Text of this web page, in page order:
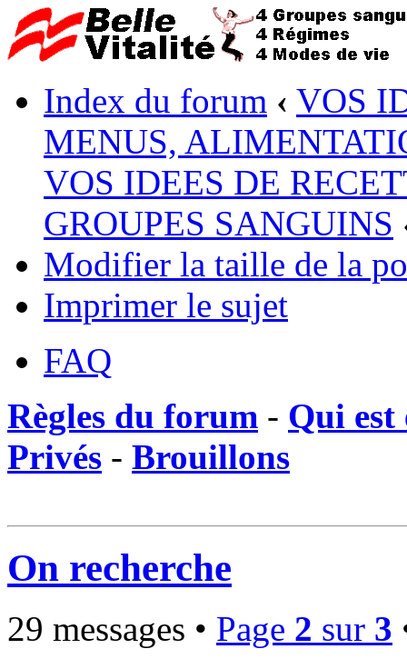
Index du forum ‹ VOS
MENUS,
VOS IDEES DE
GROUPES SANGUINS
Modifier la taille de la
Imprimer le sujet
FAQ
Règles du forum - Qui est
Privés - Brouillons
On recherche
29 messages • Page 2 sur 3